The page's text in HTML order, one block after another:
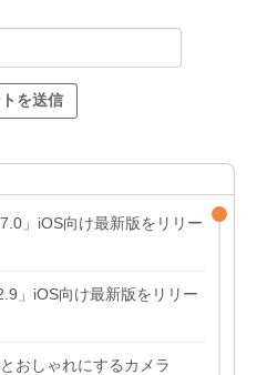
」iOS向け最新版をリリー
」iOS向け最新版をリリー
おしゃれにするカメラ